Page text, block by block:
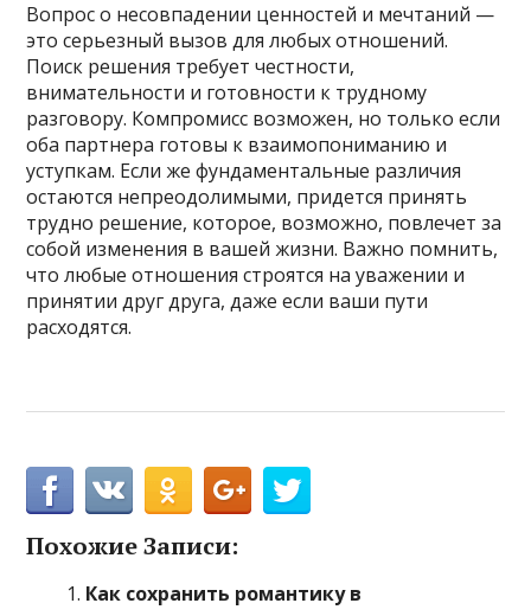
Вопрос о несовпадении ценностей и мечтаний —
это серьезный вызов для любых отношений.
Поиск решения требует честности,
внимательности и готовности к трудному
разговору. Компромисс возможен, но только если
оба партнера готовы к взаимопониманию и
уступкам. Если же фундаментальные различия
остаются непреодолимыми, придется принять
трудно решение, которое, возможно, повлечет за
собой изменения в вашей жизни. Важно помнить,
что любые отношения строятся на уважении и
принятии друг друга, даже если ваши пути
расходятся.
Похожие Записи:
Как сохранить романтику в